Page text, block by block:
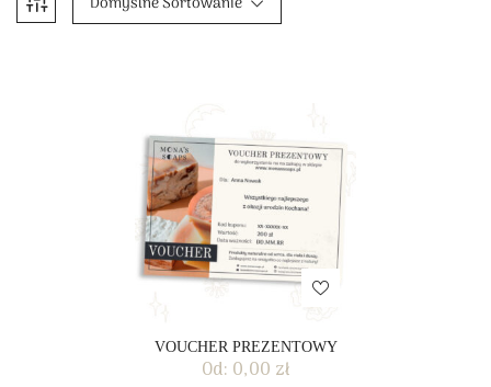
VOUCHER PREZENTOWY
Od: 0,00 zł